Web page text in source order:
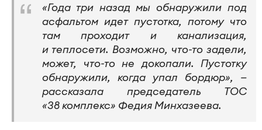
«Года три назад мы обнаружили под
асфальтом идет пустотка, потому что
там проходит и канализация,
и теплосети. Возможно, что-то задели,
может, что-то не докопали. Пустотку
обнаружили, когда упал бордюр», —
рассказала председатель ТОС
«38 комплекс» Федия Минхазеева.